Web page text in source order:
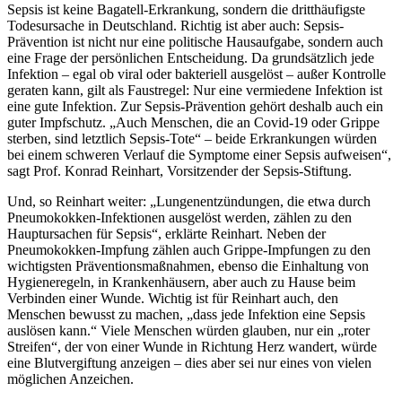
Sepsis ist keine Bagatell-Erkrankung, sondern die dritthäufigste
Todesursache in Deutschland. Richtig ist aber auch: Sepsis-
Prävention ist nicht nur eine politische Hausaufgabe, sondern auch
eine Frage der persönlichen Entscheidung. Da grundsätzlich jede
Infektion – egal ob viral oder bakteriell ausgelöst – außer Kontrolle
geraten kann, gilt als Faustregel: Nur eine vermiedene Infektion ist
eine gute Infektion. Zur Sepsis-Prävention gehört deshalb auch ein
guter Impfschutz. „Auch Menschen, die an Covid-19 oder Grippe
sterben, sind letztlich Sepsis-Tote“ – beide Erkrankungen würden
bei einem schweren Verlauf die Symptome einer Sepsis aufweisen“,
sagt Prof. Konrad Reinhart, Vorsitzender der Sepsis-Stiftung.
Und, so Reinhart weiter: „Lungenentzündungen, die etwa durch
Pneumokokken-Infektionen ausgelöst werden, zählen zu den
Hauptursachen für Sepsis“, erklärte Reinhart. Neben der
Pneumokokken-Impfung zählen auch Grippe-Impfungen zu den
wichtigsten Präventionsmaßnahmen, ebenso die Einhaltung von
Hygieneregeln, in Krankenhäusern, aber auch zu Hause beim
Verbinden einer Wunde. Wichtig ist für Reinhart auch, den
Menschen bewusst zu machen, „dass jede Infektion eine Sepsis
auslösen kann.“ Viele Menschen würden glauben, nur ein „roter
Streifen“, der von einer Wunde in Richtung Herz wandert, würde
eine Blutvergiftung anzeigen – dies aber sei nur eines von vielen
möglichen Anzeichen.